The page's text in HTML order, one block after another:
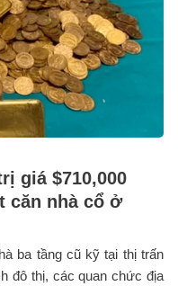
giá $710,000
căn nhà cổ ở
ba tầng cũ kỹ tại thị trấn
đô thị, các quan chức địa